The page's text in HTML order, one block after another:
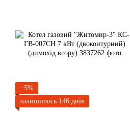
−5%
залишилось 146 днів